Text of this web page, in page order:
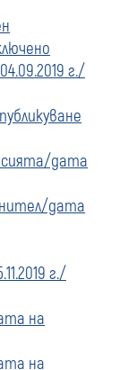
г./
дата
дата
г./
на
на